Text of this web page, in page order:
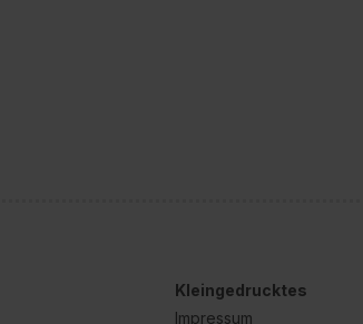
Kleingedrucktes
Impressum